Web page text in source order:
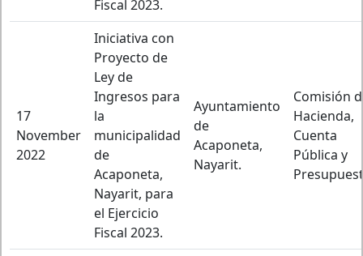
Fiscal 2023.
17
November
2022
Iniciativa con
Proyecto de
Ley de
Ingresos para
la
municipalidad
de
Acaponeta,
Nayarit, para
el Ejercicio
Fiscal 2023.
Ayuntamiento
de
Acaponeta,
Nayarit.
Comisión
Hacienda,
Cuenta
Pública y